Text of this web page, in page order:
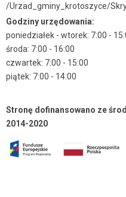
/Urzad_gminy_krotoszyce/
Godziny urzędowania:
poniedziałek - wtorek: 7:00 -
środa: 7:00 - 16:00
czwartek: 7:00 - 15:00
piątek: 7:00 - 14:00
Stronę dofinansowano ze
2014-2020